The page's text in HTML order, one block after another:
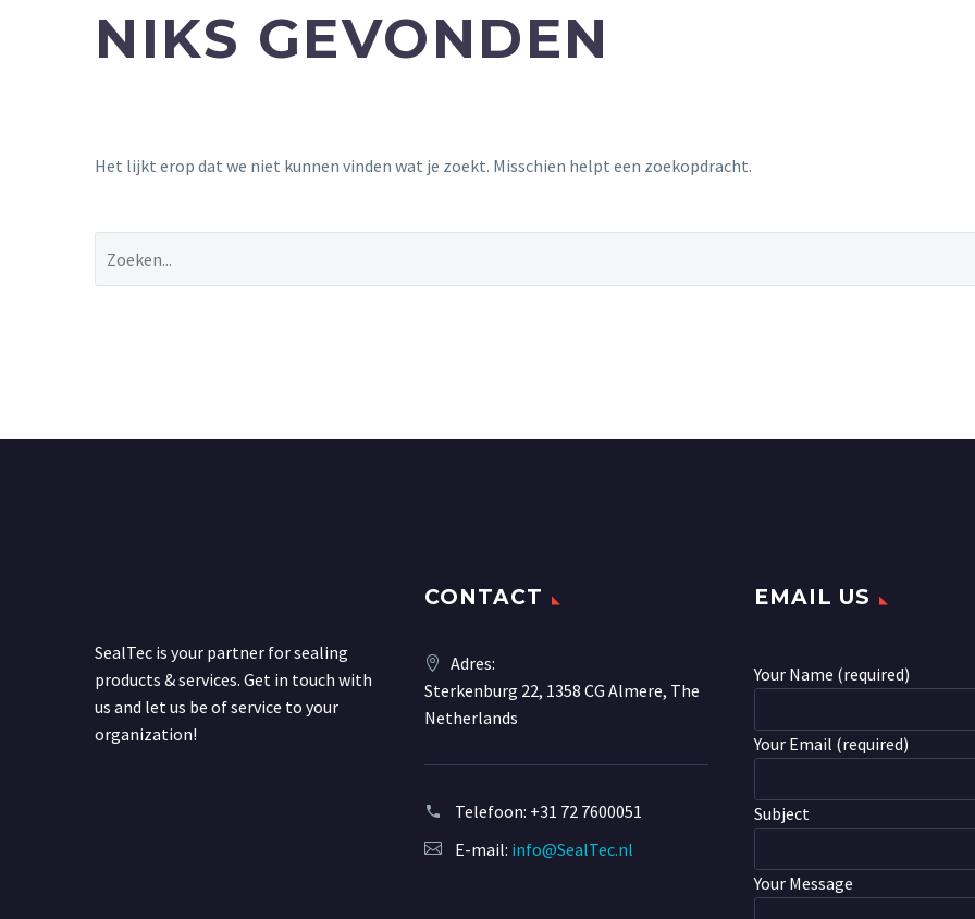
NIKS GEVONDEN
Het lijkt erop dat we niet kunnen vinden wat je zoekt. Misschien helpt een zoekopdracht.
SealTec is your partner for sealing
products & services. Get in touch with
us and let us be of service to your
organization!
CONTACT
Adres:
Sterkenburg 22, 1358 CG Almere, The
Netherlands
Telefoon: +31 72 7600051
E-mail: info@SealTec.nl
EMAIL US
Your Name (required)
Your Email (required)
Subject
Your Message